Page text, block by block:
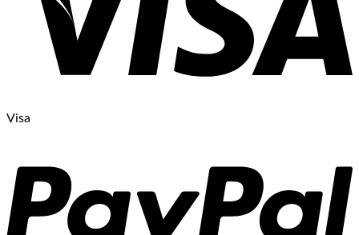
Visa